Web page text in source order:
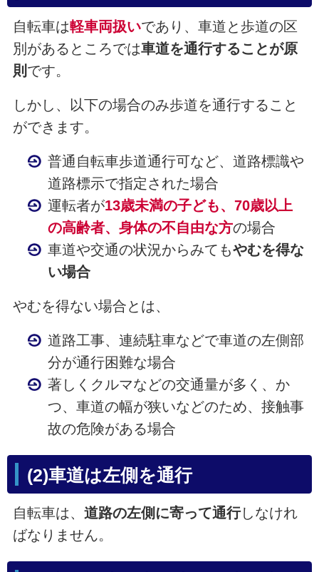
自転車は軽車両扱いであり、車道と歩道の区
別があるところでは車道を通行することが原
則 です。
しかし、以下の場合のみ歩道を通行すること
ができます。
普通自転車歩道通行可など、道路標識や
道路標示で指定された場合
運転者が13歳未満の子ども、70歳以上
の高齢者、身体の不自由な方の場合
車道や交通の状況からみてもやむを得な
い場合
やむを得ない場合とは、
道路工事、連続駐車などで車道の左側部
分が通行困難な場合
著しくクルマなどの交通量が多く、か
つ、車道の幅が狭いなどのため、接触事
故の危険がある場合
(2)車道は左側を通行
自転車は、 道路の左側に寄って通行しなけれ
ばなりません。